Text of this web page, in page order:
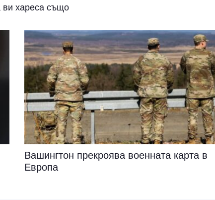
хареса също
Вашингтон прекроява военната карта в
Европа